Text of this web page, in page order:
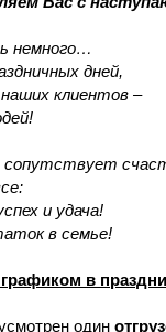
немного…
дней,
клиентов –
сопутствует
и удача!
в семье!
в
один